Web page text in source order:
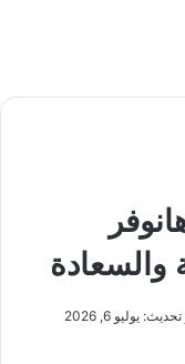
والسعادة
يوليو 6, 2026